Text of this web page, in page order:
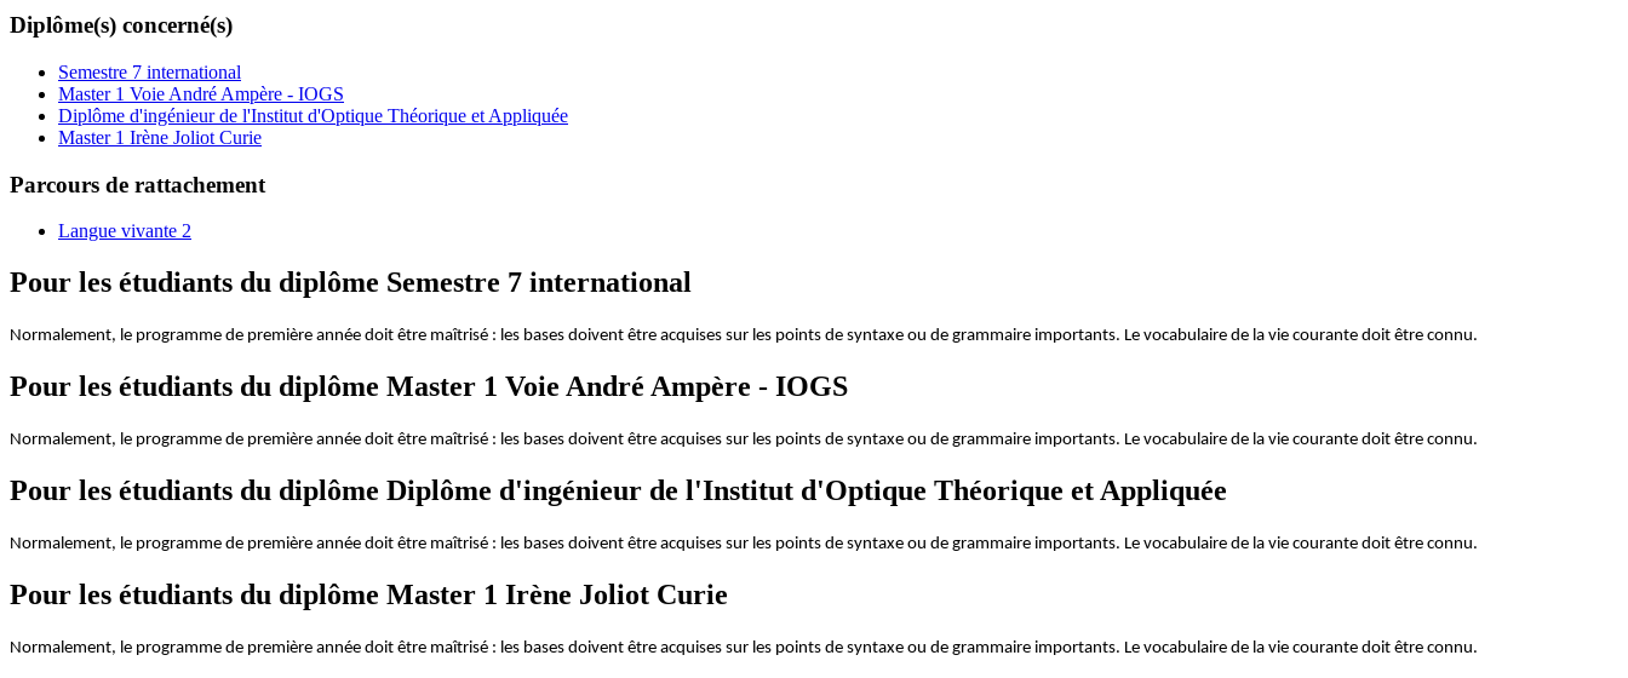
Diplôme(s) concerné(s)
Semestre 7 international
Master 1 Voie André Ampère - IOGS
Diplôme d'ingénieur de l'Institut d'Optique Théorique et Appliquée
Master 1 Irène Joliot Curie
Parcours de rattachement
Langue vivante 2
Pour les étudiants du diplôme Semestre 7 international
Normalement, le programme de première année doit être maîtrisé : les bases doivent être acquises sur les points de syntaxe ou de grammaire importants. Le vocabulaire de la vie courante doit être connu.
Pour les étudiants du diplôme Master 1 Voie André Ampère - IOGS
Normalement, le programme de première année doit être maîtrisé : les bases doivent être acquises sur les points de syntaxe ou de grammaire importants. Le vocabulaire de la vie courante doit être connu.
Pour les étudiants du diplôme Diplôme d'ingénieur de l'Institut d'Optique Théorique et Appliquée
Normalement, le programme de première année doit être maîtrisé : les bases doivent être acquises sur les points de syntaxe ou de grammaire importants. Le vocabulaire de la vie courante doit être connu.
Pour les étudiants du diplôme Master 1 Irène Joliot Curie
Normalement, le programme de première année doit être maîtrisé : les bases doivent être acquises sur les points de syntaxe ou de grammaire importants. Le vocabulaire de la vie courante doit être connu.